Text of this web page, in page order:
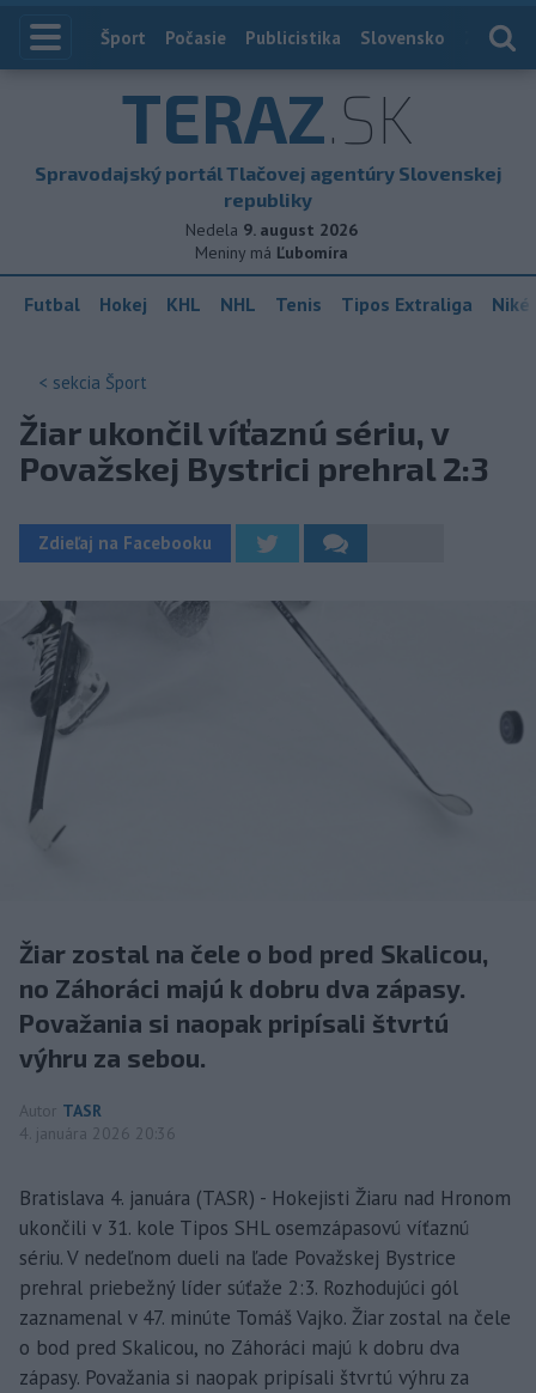
Index
Šport Počasie Publicistika Slovensko
TERAZ.SK
Spravodajský portál Tlačovej agentúry Slovenskej
republiky
Nedela 9. august 2026
Meniny má Ľubomíra
Futbal Hokej KHL NHL Tenis Tipos Extraliga
< sekcia Šport
Žiar ukončil víťaznú sériu, v
Považskej Bystrici prehral 2:3
Zdieľaj na Facebooku
Žiar zostal na čele o bod pred Skalicou,
no Záhoráci majú k dobru dva zápasy.
Považania si naopak pripísali štvrtú
výhru za sebou.
Autor TASR
4. januára 2026 20:36
Bratislava 4. januára (TASR) - Hokejisti Žiaru nad Hronom
ukončili v 31. kole Tipos SHL osemzápasovú víťaznú
sériu. V nedeľnom dueli na ľade Považskej Bystrice
prehral priebežný líder súťaže 2:3. Rozhodujúci gól
zaznamenal v 47. minúte Tomáš Vajko. Žiar zostal na čele
o bod pred Skalicou, no Záhoráci majú k dobru dva
zápasy. Považania si naopak pripísali štvrtú výhru za